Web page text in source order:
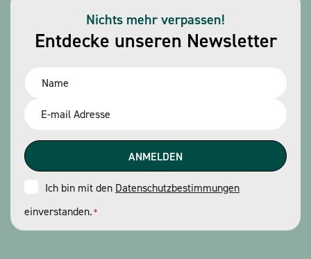
Entdecke unseren Newsletter
Nichts mehr verpassen!
Consent
*
Ich bin mit den Datenschutzbestimmungen
einverstanden.*